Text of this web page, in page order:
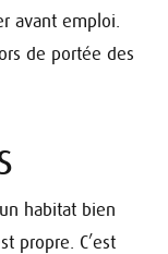
avant emploi.
de portée des
habitat bien
propre. C’est